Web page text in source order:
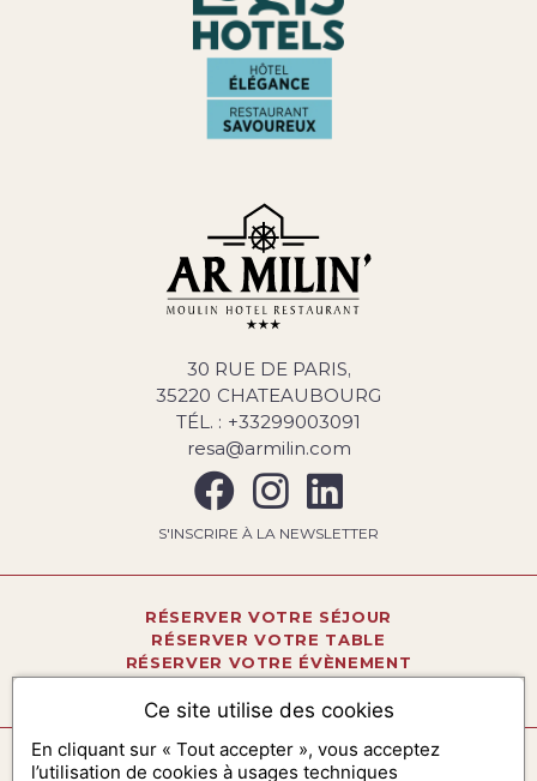
30 RUE DE PARIS
35220 CHATEAUBOURG
TÉL. : +33299003091
resa@armilin.com
S'INSCRIRE À LA NEWSLETTER
RÉSERVER VOTRE SÉJOUR
RÉSERVER VOTRE TABLE
RÉSERVER VOTRE ÉVÈNEMENT
OFFRIR UNCOFFRET CADEAU
PLAN DU SITE
Ce site utilise des cookies
En cliquant sur « Tout accepter », vous acceptez
l’utilisation de cookies à usages techniques